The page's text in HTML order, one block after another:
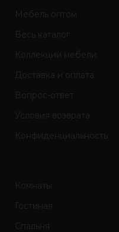
Мебель оптом
Весь каталог
Коллекции мебели
Доставка и оплата
Вопрос-ответ
Условия возврата
Конфиденциальность
Комнаты
Гостиная
Спальня